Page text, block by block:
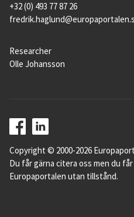
+32 (0) 493 77 87 26
Researcher
Olle Johansson
Copyright © 2000-2026
Du får gärna citera oss men du
Europaportalen utan tillstånd.